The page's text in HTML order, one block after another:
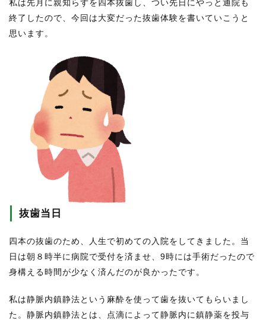
私は先月に親知らずを四本抜歯し、つい先日にやっと通院も
終了したので、今回は大変だった抜歯体験を書いていこうと
思います。
抜歯当日
四本の抜歯のため、人生で初めての入院をしてきました。当
日は朝８時半に病院で受付を済ませ、9時には手術だったので
身構える時間が少なく済んだのが良かったです。
私は静脈内鎮静法という麻酔を使って歯を抜いてもらいまし
た。静脈内鎮静法とは、点滴によって静脈内に鎮静薬を投与